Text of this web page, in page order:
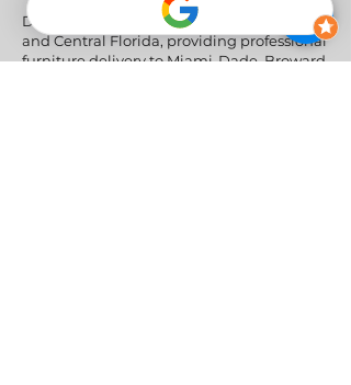
Delivery Areas" We proudly serve South
and Central Florida, providing professional
furniture delivery to Miami-Dade, Broward,